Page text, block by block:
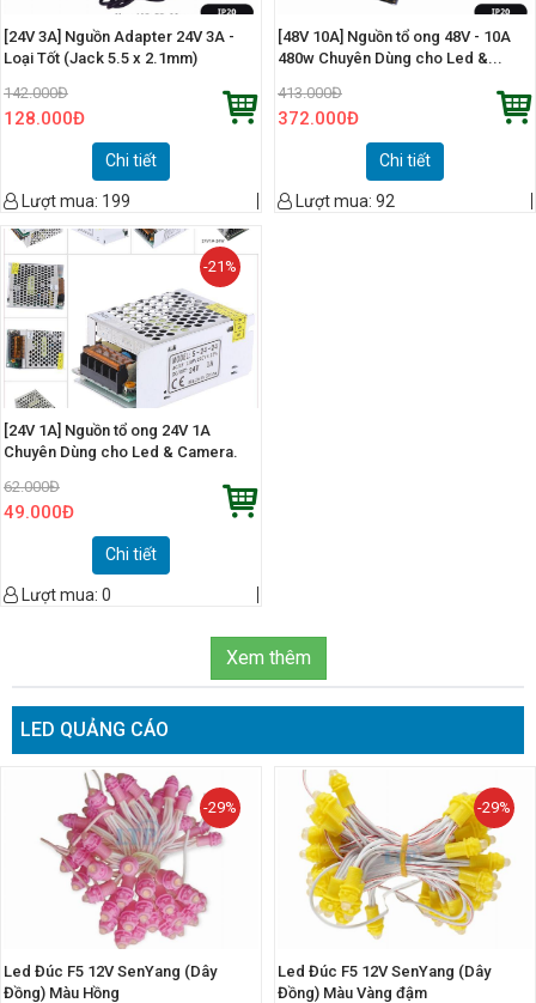
[24V 3A] Nguồn Adapter 24V 3A -
Loại Tốt (Jack 5.5 x 2.1mm)
142.000Đ
128.000Đ
Chi tiết
Lượt mua: 199
[48V 10A] Nguồn tổ ong 48V - 10A
480w Chuyên Dùng cho Led &...
413.000Đ
372.000Đ
Chi tiết
Lượt mua: 92
-21%
[24V 1A] Nguồn tổ ong 24V 1A
Chuyên Dùng cho Led & Camera.
62.000Đ
49.000Đ
Chi tiết
Lượt mua: 0
Xem thêm
LED QUẢNG CÁO
-29%
Led Đúc F5 12V SenYang (Dây
Đồng) Màu Hồng
-29%
Led Đúc F5 12V SenYang (Dây
Đồng) Màu Vàng đậm